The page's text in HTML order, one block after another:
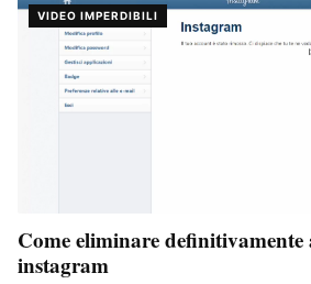
VIDEO IMPERDIBILI
Come eliminare definitivamente
instagram